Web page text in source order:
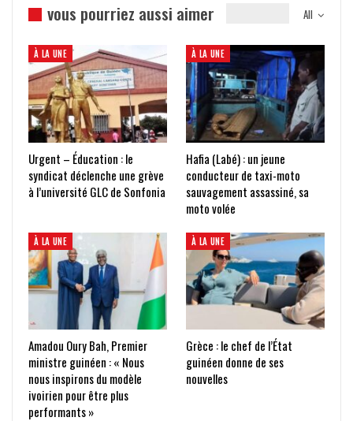
All
vous pourriez aussi aimer
À LA UNE
Urgent – Éducation : le
syndicat déclenche une grève
à l’université GLC de Sonfonia
À LA UNE
Hafia (Labé) : un jeune
conducteur de taxi-moto
sauvagement assassiné, sa
moto volée
À LA UNE
Amadou Oury Bah, Premier
ministre guinéen : « Nous
nous inspirons du modèle
ivoirien pour être plus
performants »
À LA UNE
Grèce : le chef de l’État
guinéen donne de ses
nouvelles